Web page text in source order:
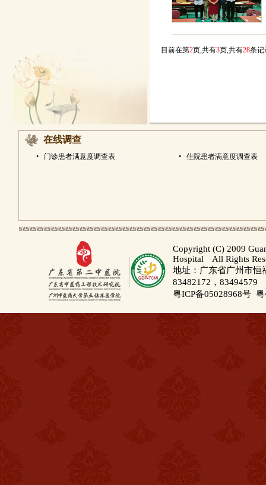
目前在第2页,共有3页,共有28条
在线调查
• 门诊患者满意度调查表 • 住院患者满意度调查表
Copyright (C) 2009
Hospital All Rights
地址：广东省广州市
83482172，83494579
粤ICP备05028968号